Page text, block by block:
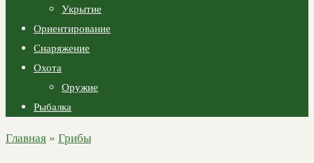
Укрытие
Ориентирование
Снаряжение
Охота
Оружие
Рыбалка
Главная » Грибы